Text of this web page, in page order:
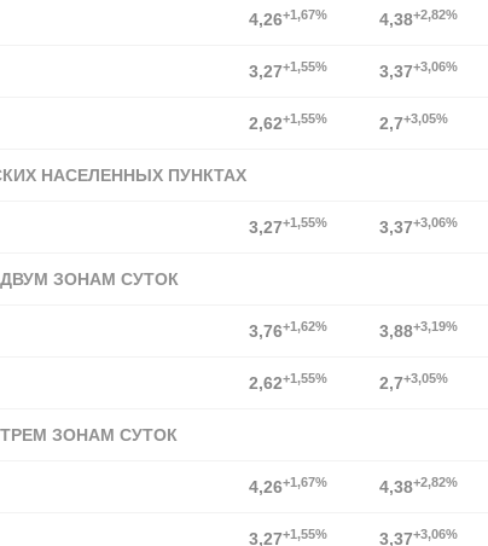
4,26+1,67% 4,38+2,82%
3,27+1,55% 3,37+3,06%
2,62+1,55% 2,7+3,05%
НАСЕЛЕННЫХ ПУНКТАХ
3,27+1,55% 3,37+3,06%
ЗОНАМ СУТОК
3,76+1,62% 3,88+3,19%
2,62+1,55% 2,7+3,05%
ЗОНАМ СУТОК
4,26+1,67% 4,38+2,82%
3,27+1,55% 3,37+3,06%